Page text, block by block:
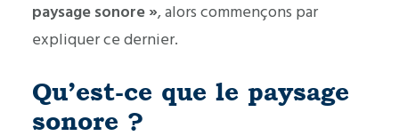
paysage sonore », alors commençons par
expliquer ce dernier.
Qu’est-ce que le paysage
sonore ?